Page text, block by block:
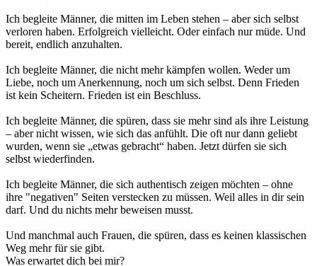
Ich begleite Männer, die mitten im Leben stehen – aber sich selbst
verloren haben. Erfolgreich vielleicht. Oder einfach nur müde. Und
bereit, endlich anzuhalten.
Ich begleite Männer, die nicht mehr kämpfen wollen. Weder um
Liebe, noch um Anerkennung, noch um sich selbst. Denn Frieden
ist kein Scheitern. Frieden ist ein Beschluss.
Ich begleite Männer, die spüren, dass sie mehr sind als ihre Leistung
– aber nicht wissen, wie sich das anfühlt. Die oft nur dann geliebt
wurden, wenn sie „etwas gebracht“ haben. Jetzt dürfen sie sich
selbst wiederfinden.
Ich begleite Männer, die sich authentisch zeigen möchten – ohne
ihre "negativen" Seiten verstecken zu müssen. Weil alles in dir sein
darf. Und du nichts mehr beweisen musst.
Und manchmal auch Frauen, die spüren, dass es keinen klassischen
Weg mehr für sie gibt.
Was erwartet dich bei mir?